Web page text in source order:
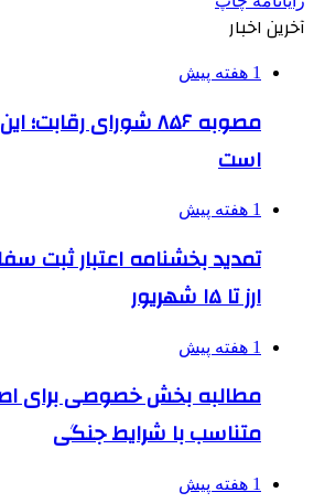
آخرین اخبار
1 هفته پیش
مصوبه ۸۵۶ شورای
است
1 هفته پیش
تمدید بخشنامه اعتبار ثبت
ارز تا ۱۵ شهریور
1 هفته پیش
مطالبه بخش خصوصی برای
متناسب با شرایط جنگی
1 هفته پیش